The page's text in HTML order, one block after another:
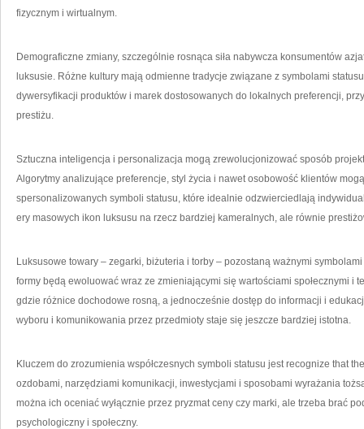
fizycznym i wirtualnym.
Demograficzne zmiany, szczególnie rosnąca siła nabywcza konsumentów
luksusie. Różne kultury mają odmienne tradycje związane z symbolami
dywersyfikacji produktów i marek dostosowanych do lokalnych preferencji,
prestiżu.
Sztuczna inteligencja i personalizacja mogą zrewolucjonizować sposób
Algorytmy analizujące preferencje, styl życia i nawet osobowość klientów
spersonalizowanych symboli statusu, które idealnie odzwierciedlają
ery masowych ikon luksusu na rzecz bardziej kameralnych, ale równie
Luksusowe towary – zegarki, biżuteria i torby – pozostaną ważnymi
formy będą ewoluować wraz ze zmieniającymi się wartościami społecznymi i
gdzie różnice dochodowe rosną, a jednocześnie dostęp do informacji i
wyboru i komunikowania przez przedmioty staje się jeszcze bardziej istotna.
Kluczem do zrozumienia współczesnych symboli statusu jest recognize that
ozdobami, narzędziami komunikacji, inwestycjami i sposobami wyrażania
można ich oceniać wyłącznie przez pryzmat ceny czy marki, ale trzeba brać
psychologiczny i społeczny.